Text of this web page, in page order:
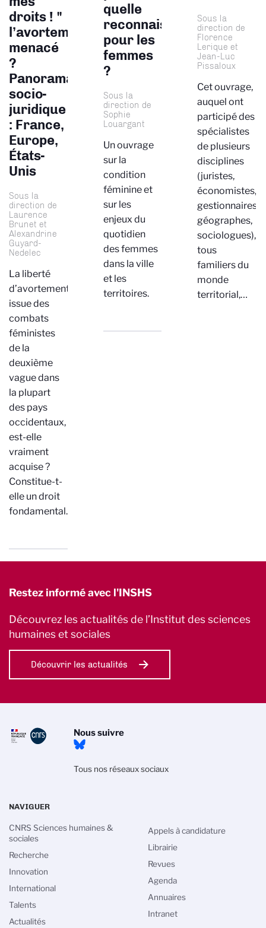
droits ! "
l’avortement
menacé
?
Panorama
socio-
juridique
: France,
Europe,
États-
Unis
Sous la
direction de
Laurence
Brunet et
Alexandrine
Guyard-
Nedelec
La liberté
d’avortement,
issue des
combats
féministes
de la
deuxième
vague dans
la plupart
des pays
occidentaux,
est-elle
vraiment
acquise ?
Constitue-t-
elle un droit
fondamental…
quelle
reconnaissance
pour les
femmes
?
Sous la
direction de
Sophie
Louargant
Un ouvrage
sur la
condition
féminine et
sur les
enjeux du
quotidien
des femmes
dans la ville
et les
territoires.
Sous la
direction de
Florence
Lerique et
Jean-Luc
Pissaloux
Cet ouvrage,
auquel ont
participé des
spécialistes
de plusieurs
disciplines
(juristes,
économistes,
gestionnaires,
géographes,
sociologues),
tous
familiers du
monde
territorial,…
Restez informé avec l'INSHS
Découvrez les actualités de l’Institut des sciences
humaines et sociales
Découvrir les actualités
Nous suivre
Tous nos réseaux sociaux
NAVIGUER
CNRS Sciences humaines &
sociales
Recherche
Innovation
International
Talents
Actualités
Appels à candidature
Librairie
Revues
Agenda
Annuaires
Intranet